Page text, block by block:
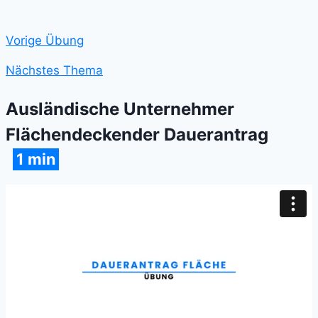
Vorige Übung
Nächstes Thema
Ausländische Unternehmer
Flächendeckender Dauerantrag
1 min